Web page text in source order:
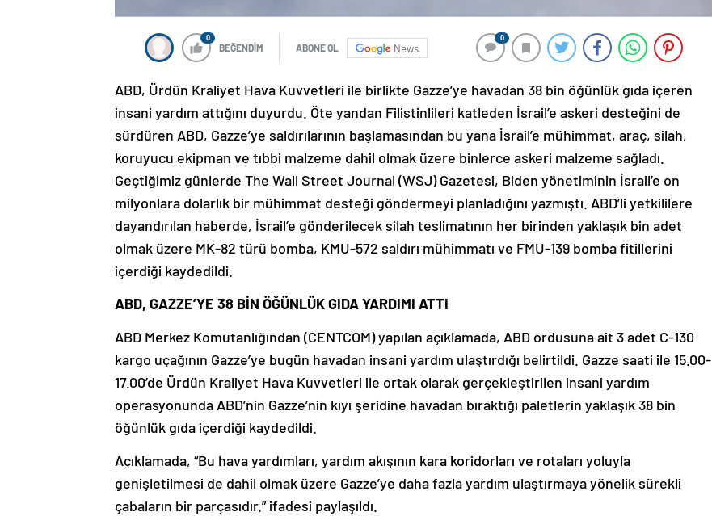
0
BEĞENDİM ABONE OL News
0
ABD, Ürdün Kraliyet Hava Kuvvetleri ile birlikte Gazze’ye havadan 38 bin öğünlük gıda içeren
insani yardım attığını duyurdu. Öte yandan Filistinlileri katleden İsrail’e askeri desteğini de
sürdüren ABD, Gazze’ye saldırılarının başlamasından bu yana İsrail’e mühimmat, araç, silah,
koruyucu ekipman ve tıbbi malzeme dahil olmak üzere binlerce askeri malzeme sağladı.
Geçtiğimiz günlerde The Wall Street Journal (WSJ) Gazetesi, Biden yönetiminin İsrail’e on
milyonlara dolarlık bir mühimmat desteği göndermeyi planladığını yazmıştı. ABD’li yetkililere
dayandırılan haberde, İsrail’e gönderilecek silah teslimatının her birinden yaklaşık bin adet
olmak üzere MK-82 türü bomba, KMU-572 saldırı mühimmatı ve FMU-139 bomba fitillerini
içerdiği kaydedildi.
ABD, GAZZE’YE 38 BİN ÖĞÜNLÜK GIDA YARDIMI ATTI
ABD Merkez Komutanlığından (CENTCOM) yapılan açıklamada, ABD ordusuna ait 3 adet C-130
kargo uçağının Gazze’ye bugün havadan insani yardım ulaştırdığı belirtildi. Gazze saati ile 15.00-
17.00’de Ürdün Kraliyet Hava Kuvvetleri ile ortak olarak gerçekleştirilen insani yardım
operasyonunda ABD’nin Gazze’nin kıyı şeridine havadan bıraktığı paletlerin yaklaşık 38 bin
öğünlük gıda içerdiği kaydedildi.
Açıklamada, “Bu hava yardımları, yardım akışının kara koridorları ve rotaları yoluyla
genişletilmesi de dahil olmak üzere Gazze’ye daha fazla yardım ulaştırmaya yönelik sürekli
çabaların bir parçasıdır.” ifadesi paylaşıldı.